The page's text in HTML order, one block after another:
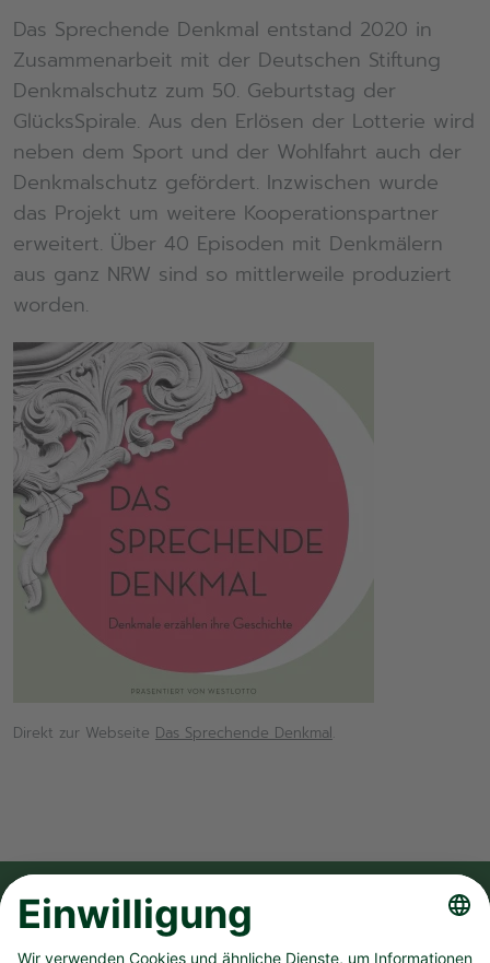
Das Sprechende Denkmal entstand 2020 in
Zusammenarbeit mit der Deutschen Stiftung
Denkmalschutz zum 50. Geburtstag der
GlücksSpirale. Aus den Erlösen der Lotterie wird
neben dem Sport und der Wohlfahrt auch der
Denkmalschutz gefördert. Inzwischen wurde
das Projekt um weitere Kooperationspartner
erweitert. Über 40 Episoden mit Denkmälern
aus ganz NRW sind so mittlerweile produziert
worden.
Direkt zur Webseite Das Sprechende Denkmal.
FOLGE UNS AUF